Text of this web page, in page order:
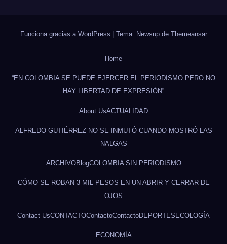
Funciona gracias a WordPress Tema: Newsup de Themeansar
Home
“EN COLOMBIA SE PUEDE EJERCER EL PERIODISMO PERO NO
HAY LIBERTAD DE EXPRESIÓN”
About UsACTUALIDAD
ALFREDO GUTIÉRREZ NO SE INMUTÓ CUANDO MOSTRÓ LAS
NALGAS
ARCHIVOBlogCOLOMBIA SIN PERIODISMO
CÓMO SE ROBAN 3 MIL PESOS EN UN ABRIR Y CERRAR DE
OJOS
Contact UsCONTACTOContactoContactoDEPORTES ECOLOGÍA
ECONOMÍA